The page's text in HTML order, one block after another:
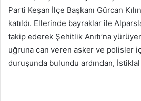
Parti Keşan İlçe Başkanı Gürcan
katıldı. Ellerinde bayraklar ile
takip ederek Şehitlik Anıtı’na
uğruna can veren asker ve polisler
duruşunda bulundu ardından, İstiklal